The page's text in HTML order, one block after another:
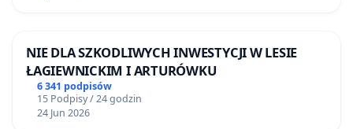
NIE DLA SZKODLIWYCH INWESTYCJI W LESIE
ŁAGIEWNICKIM I ARTURÓWKU
6 341 podpisów
15 Podpisy / 24 godzin
24 Jun 2026